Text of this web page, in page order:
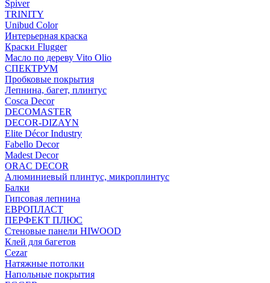
Spiver
TRINITY
Unibud Color
Интерьерная краска
Краски Flugger
Масло по дереву Vito Olio
СПЕКТРУМ
Пробковые покрытия
Лепнина, багет, плинтус
Cosca Decor
DECOMASTER
DECOR-DIZAYN
Elite Décor Industry
Fabello Decor
Madest Decor
ORAC DECOR
Алюминиевый плинтус, микроплинтус
Балки
Гипсовая лепнина
ЕВРОПЛАСТ
ПЕРФЕКТ ПЛЮС
Стеновые панели HIWOOD
Клей для багетов
Cezar
Натяжные потолки
Напольные покрытия